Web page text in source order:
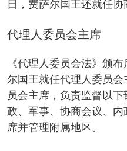
日，费萨尔国王还就任协
代理人委员会主席
《代理人委员会法》颁布
尔国王就任代理人委员
员会主席，负责监督以
政、军事、协商会议、
席并管理附属地区。